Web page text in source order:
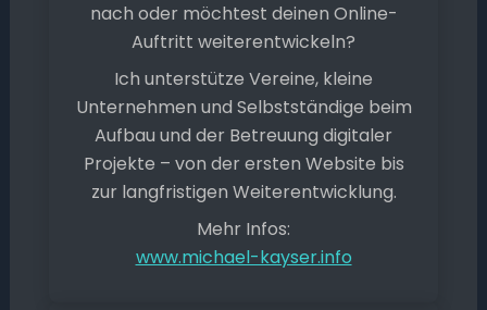
nach oder möchtest deinen Online-
Auftritt weiterentwickeln?
Ich unterstütze Vereine, kleine
Unternehmen und Selbstständige beim
Aufbau und der Betreuung digitaler
Projekte – von der ersten Website bis
zur langfristigen Weiterentwicklung.
Mehr Infos:
www.michael-kayser.info